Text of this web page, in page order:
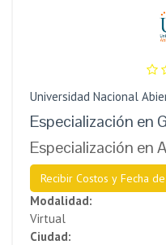
Universidad Nacional
Especialización en
Especialización en
Recibir Costos y Fecha
Modalidad:
Virtual
Ciudad: